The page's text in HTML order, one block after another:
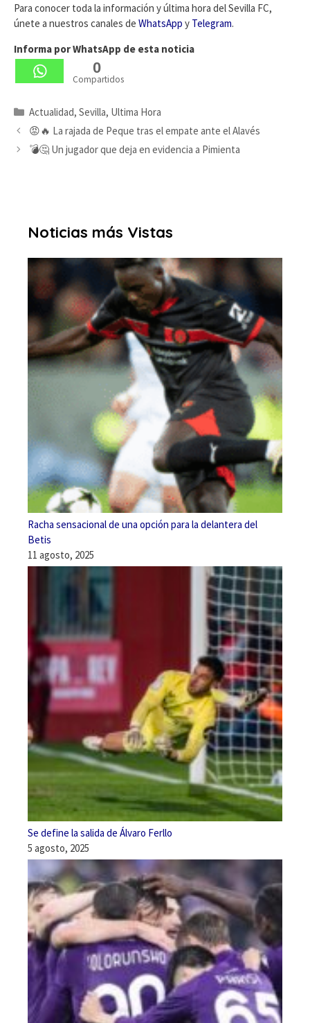
Para conocer toda la información y última hora del Sevilla FC,
únete a nuestros canales de WhatsApp y Telegram.
Informa por WhatsApp de esta noticia
0
Compartidos
Categorías
Actualidad, Sevilla, Ultima Hora
😡🔥 La rajada de Peque tras el empate ante el Alavés
💣🤔 Un jugador que deja en evidencia a Pimienta
Noticias más Vistas
Racha sensacional de una opción para la delantera del
Betis
11 agosto, 2025
Se define la salida de Álvaro Ferllo
5 agosto, 2025